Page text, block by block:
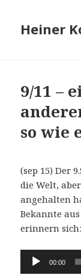
Heiner
9/11 –
so wie
(sep 15) Der
die Welt,
angehalten
Bekannte
erinnern sich:
Audio-
Player
00:00